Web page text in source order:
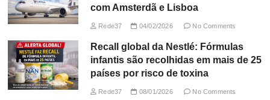
com Amsterdã e Lisboa
Rede37 04/02/2026 No Comments
Recall global da Nestlé: Fórmulas
infantis são recolhidas em mais de 25
países por risco de toxina
Rede37 08/01/2026 No Comments